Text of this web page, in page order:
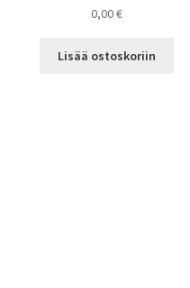
0,00€
Lisää ostoskoriin